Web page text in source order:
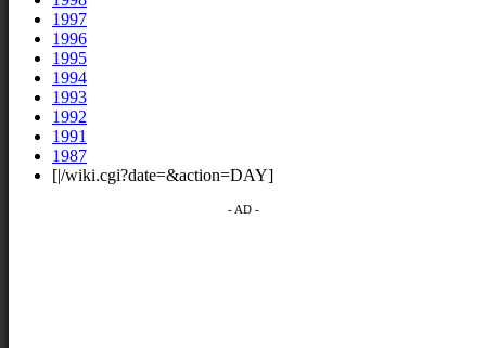
1997
1996
1995
1994
1993
1992
1991
1987
[|/wiki.cgi?date=&action=DAY]
- AD -